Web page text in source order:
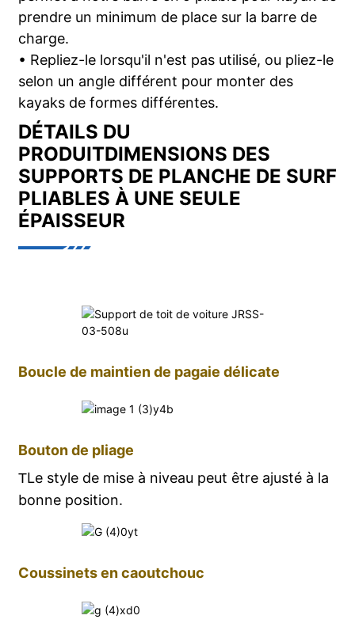
prendre un minimum de place sur la barre de
charge.
• Repliez-le lorsqu'il n'est pas utilisé, ou pliez-le
selon un angle différent pour monter des
kayaks de formes différentes.
DÉTAILS DU
PRODUITDIMENSIONS DES
SUPPORTS DE PLANCHE DE SURF
PLIABLES À UNE SEULE
ÉPAISSEUR
Boucle de maintien de pagaie délicate
Bouton de pliage
TLe style de mise à niveau peut être ajusté à la
bonne position.
Coussinets en caoutchouc